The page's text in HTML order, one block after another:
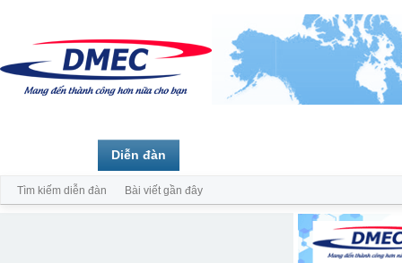
Diễn đàn
Tìm kiếm diễn đàn Bài viết gần đây